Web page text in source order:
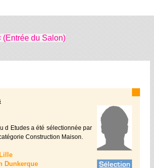
(Entrée du Salon)
d Etudes a été sélectionnée par
Construction Maison.
Dunkerque